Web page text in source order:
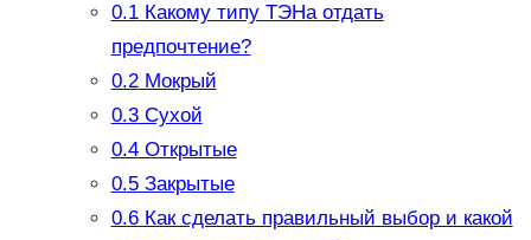
0.1Какому типу ТЭНа отдать
предпочтение?
0.2Мокрый
0.3Сухой
0.4Открытые
0.5Закрытые
0.6Как сделать правильный выбор и какой